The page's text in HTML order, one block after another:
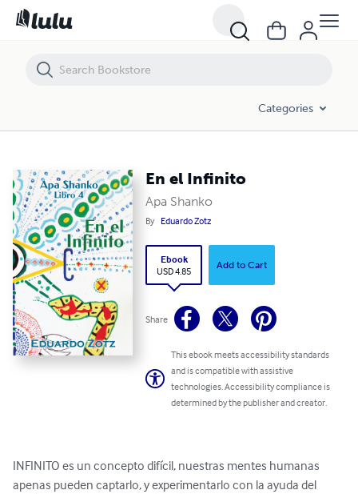
Categories
En el Infinito
Apa Shanko
By Eduardo Zotz
Ebook
USD 4.85
Add to Cart
Share
This ebook meets accessibility standards
and is compatible with assistive
technologies. Accessibility compliance is
determined by the publisher and creator.
INFINITO es un concepto difícil, nuestras mentes humanas
apenas pueden captarlo, y experimentarlo con la ayuda del
En el Infinito